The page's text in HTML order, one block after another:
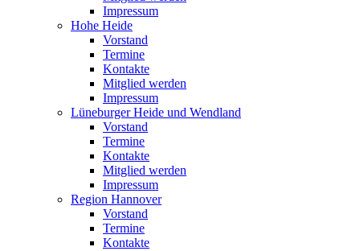
Impressum
Hohe Heide
Vorstand
Termine
Kontakte
Mitglied werden
Impressum
Lüneburger Heide und Wendland
Vorstand
Termine
Kontakte
Mitglied werden
Impressum
Region Hannover
Vorstand
Termine
Kontakte